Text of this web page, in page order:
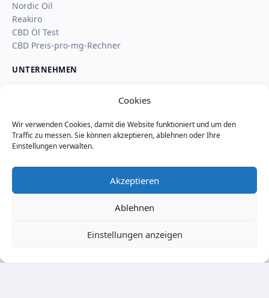
Cookies
Wir verwenden Cookies, damit die Website funktioniert und um den
Traffic zu messen. Sie können akzeptieren, ablehnen oder Ihre
Einstellungen verwalten.
Akzeptieren
Ablehnen
Einstellungen anzeigen
Nordic Oil
Reakiro
CBD Öl Test
CBD Preis-pro-mg-Rechner
UNTERNEHMEN
Affiliate-Hinweis
Wie SaveSleuth Geld verdient
Datenschutz
Nutzungsbedingungen